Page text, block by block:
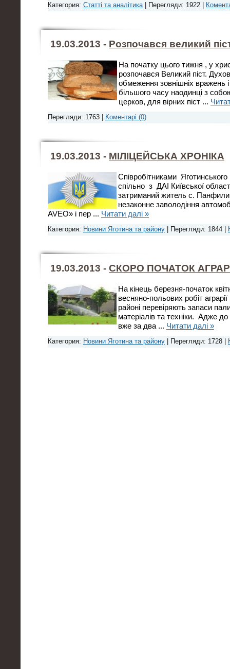
Категория: Статті та аналітика| Перегляди: 1922 |
19.03.2013 - Розпочався великий
На початку цього тижня , у
розпочався Великий піст.
обмеження зовнішніх вражень
більшого часу наодинці з
церков, для вірних піст ...
Перегляди: 1763 | Коментарі (0)
19.03.2013 - МІЛІЦЕЙСЬКА ХРОНІКА
Співробітниками Яготинського
спільно з ДАІ Київської
затриманий житель с. Панфили
незаконне заволодіння
AVEO» і пер ... Читати далі »
Категория: Новини Яготина та району | Перегляди: 1844 |
19.03.2013 - СКОРО ПОЧАТОК
На кінець березня-початок
весняно-польових робіт
районі перевіряють запаси
матеріалів та техніки. Адже
вже за два ... Читати далі »
Категория: Новини Яготина та району | Перегляди: 1728 |